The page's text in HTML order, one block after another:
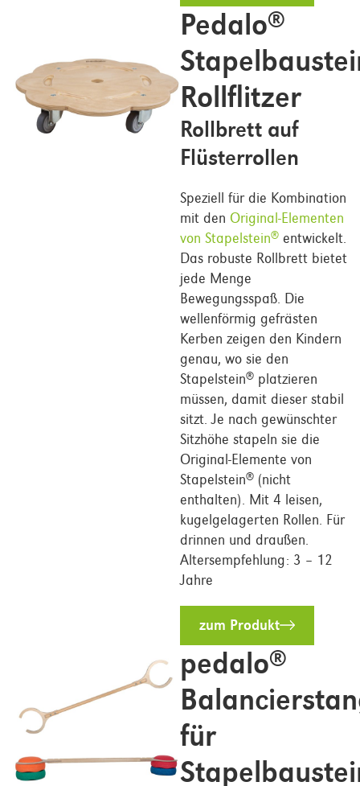
Pedalo®
Rollflitzer
Rollbrett auf
Flüsterrollen
Speziell für die Kombination
mit den Original-Elementen
von Stapelstein® entwickelt.
Das robuste Rollbrett bietet
jede Menge
Bewegungsspaß. Die
wellenförmig gefrästen
Kerben zeigen den Kindern
genau, wo sie den
Stapelstein® platzieren
müssen, damit dieser stabil
sitzt. Je nach gewünschter
Sitzhöhe stapeln sie die
Original-Elemente von
Stapelstein® (nicht
enthalten). Mit 4 leisen,
kugelgelagerten Rollen. Für
drinnen und draußen.
Altersempfehlung: 3 – 12
Jahre
zum Produkt
pedalo®
für